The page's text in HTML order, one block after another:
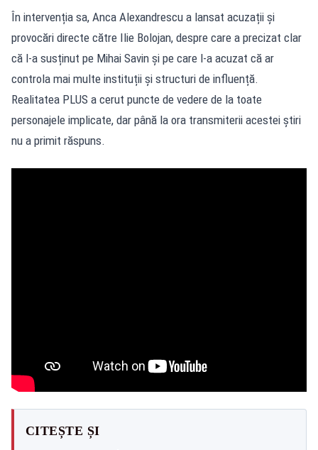
În intervenția sa, Anca Alexandrescu a lansat acuzații și
provocări directe către Ilie Bolojan, despre care a precizat clar
că l-a susținut pe Mihai Savin și pe care l-a acuzat că ar
controla mai multe instituții și structuri de influență.
Realitatea PLUS a cerut puncte de vedere de la toate
personajele implicate, dar până la ora transmiterii acestei știri
nu a primit răspuns.
CITEȘTE ȘI